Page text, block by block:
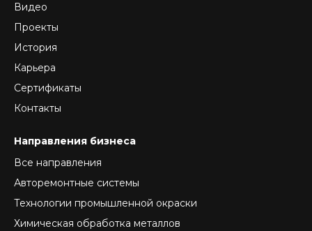
Видео
Проекты
История
Карьера
Сертификаты
Контакты
Направления бизнеса
Все направления
Авторемонтные системы
Технологии промышленной окраски
Химическая обработка металлов